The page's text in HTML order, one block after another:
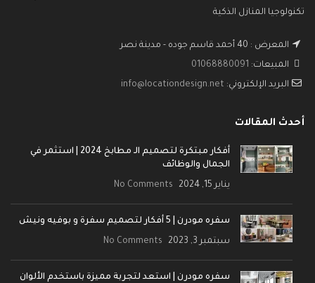
تكنولوجيا المنازل الذكية
المعرض : 40 أحمد قاسم جوده - مدينة نصر
المبيعات: 01068880091
البريد الإلكتروني: info@locationdesign.net
أحدث المقالات
أفكار مبتكرة لتصميم الـ مطابخ 2024 | استثمر في
الجمال والوظائف
يناير 15, 2024 No Comments
سفره مودرن | 5 أفكار لتصميم سفرة و بوفيه ونيش
سبتمبر 3, 2023 No Comments
سفره مودرن | استعد لتجربة مميزة باستخدم الألوان